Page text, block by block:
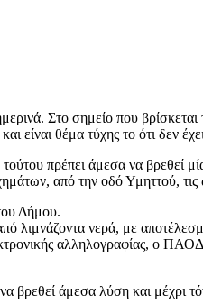
Στο σημείο που
είναι θέμα τύχης το ότι δεν
πρέπει άμεσα να βρεθεί
από την οδό Υμηττού,
Δήμου.
νερά, με
αλληλογραφίας, ο
άμεσα λύση και μέχρι